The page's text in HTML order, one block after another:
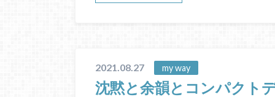
2021.08.27 my way
沈黙と余韻とコンパクト